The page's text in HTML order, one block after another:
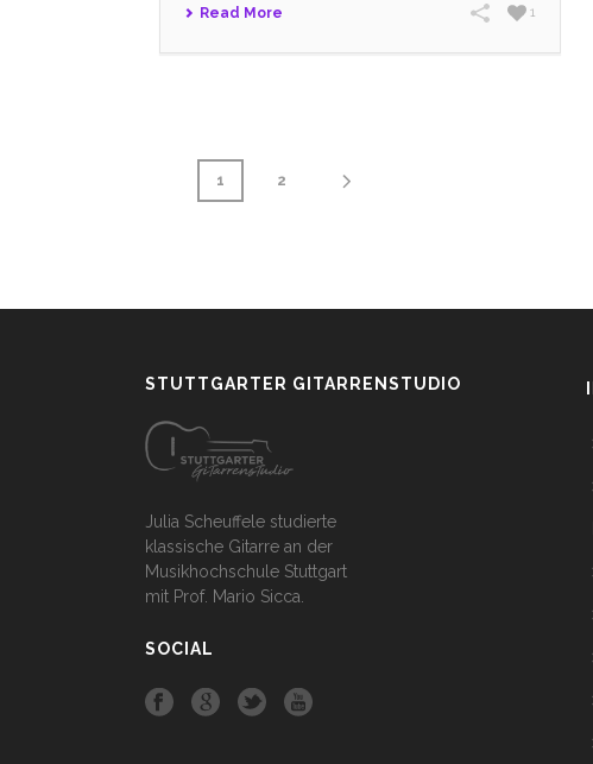
Read More 1
1 2
STUTTGARTER GITARRENSTUDIO
Julia Scheuffele studierte
klassische Gitarre an der
Musikhochschule Stuttgart
mit Prof. Mario Sicca.
SOCIAL